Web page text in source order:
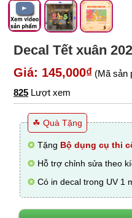
Decal Tết xuân
Giá: 145,000₫ (Mã sản
825 Lượt xem
☘ Quà Tặng
❂ Tặng Bộ dụng cụ thi
❂ Hỗ trợ chỉnh sửa theo
❂ Có in decal trong UV 1